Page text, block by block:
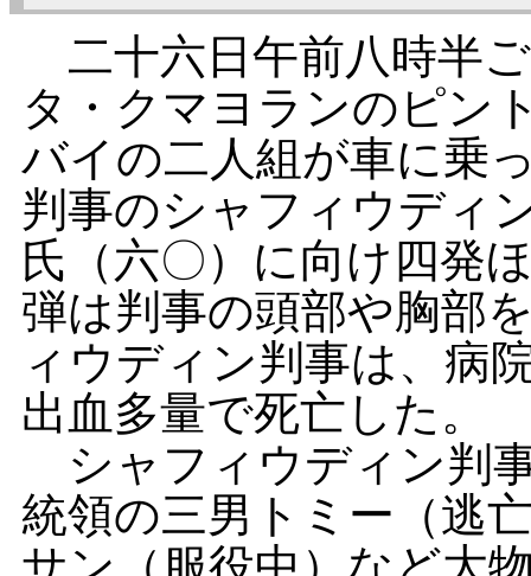
二十六日午前八時半
タ・クマヨランのピン
バイの二人組が車に乗
判事のシャフィウディ
氏（六〇）に向け四発
弾は判事の頭部や胸部
ィウディン判事は、病
出血多量で死亡した。
シャフィウディン判
統領の三男トミー（逃